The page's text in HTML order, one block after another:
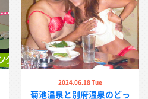
2024.06.18 Tue
菊池温泉と別府温泉のどっ